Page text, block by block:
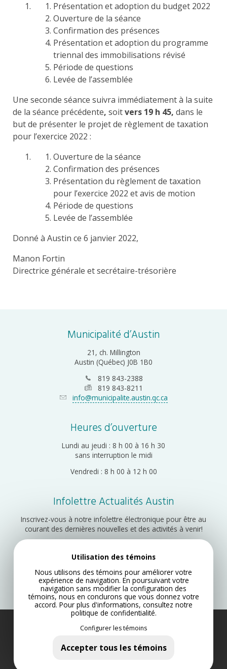
Présentation et adoption du budget 2022
Ouverture de la séance
Confirmation des présences
Présentation et adoption du programme
triennal des immobilisations révisé
Période de questions
Levée de l’assemblée
Une seconde séance suivra immédiatement à la suite
de la séance précédente, soitvers 19 h 45, dans le
but de présenter le projet de règlement de taxation
pour l’exercice 2022 :
Ouverture de la séance
Confirmation des présences
Présentation du règlement de taxation
pour l’exercice 2022 et avis de motion
Période de questions
Levée de l’assemblée
Donné à Austin ce 6 janvier 2022,
Manon Fortin
Directrice générale et secrétaire-trésorière
Municipalité d’Austin
21, ch. Millington
Austin (Québec) J0B 1B0
819 843-2388
819 843-8211
info@municipalite.austin.qc.ca
Heures d’ouverture
Lundi au jeudi : 8 h 00 à 16 h 30
sans interruption le midi
Vendredi : 8 h 00 à 12 h 00
Infolettre Actualités Austin
Inscrivez-vous à notre infolettre électronique pour être au
courant des dernières nouvelles et des activités à venir!
Municipalité d’Austin 2022
Plan du site
Politique de confidentialité
Utilisation des témoins
Nous utilisons des témoins pour améliorer votre
expérience de navigation. En poursuivant votre
navigation sans modifier la configuration des
témoins, nous en conclurons que vous donnez votre
accord. Pour plus d'informations, consultez notre
politique de confidentialité.
Configurer les témoins
Accepter tous les témoins